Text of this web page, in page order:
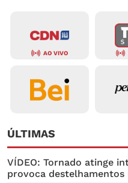
AO VIVO
ÚLTIMAS
VÍDEO: Tornado atinge
provoca destelhamentos